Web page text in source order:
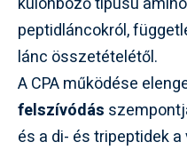
peptidláncokról,
lánc összetételétől.
A CPA működése
felszívódás
és a di- és tripeptidek